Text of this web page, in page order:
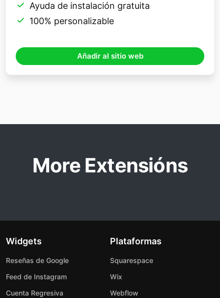
Ayuda de instalación gratuita
100% personalizable
Añadir al sitio web
More Extensións
Widgets
Reseñas de Google
Feed de Instagram
Cuenta Regresiva
Plataformas
Squarespace
Wix
Webflow